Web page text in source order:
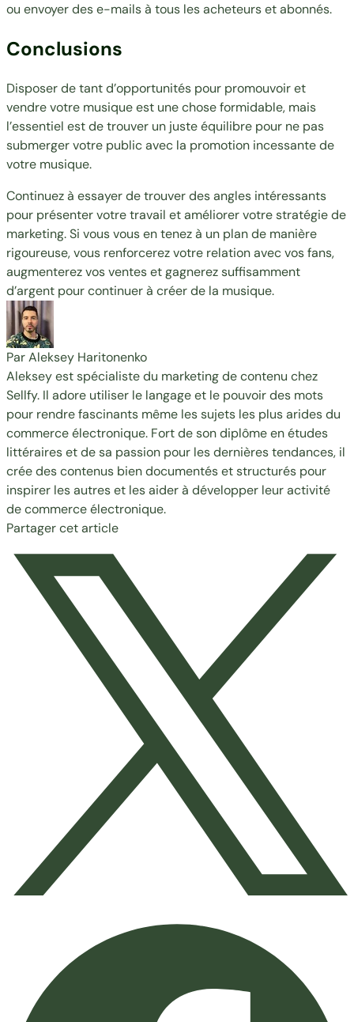
ou envoyer des e-mails à tous les acheteurs et abonnés.
Conclusions
Disposer de tant d’opportunités pour promouvoir et
vendre votre musique est une chose formidable, mais
l’essentiel est de trouver un juste équilibre pour ne pas
submerger votre public avec la promotion incessante de
votre musique.
Continuez à essayer de trouver des angles intéressants
pour présenter votre travail et améliorer votre stratégie de
marketing. Si vous vous en tenez à un plan de manière
rigoureuse, vous renforcerez votre relation avec vos fans,
augmenterez vos ventes et gagnerez suffisamment
d’argent pour continuer à créer de la musique.
Par Aleksey Haritonenko
Aleksey est spécialiste du marketing de contenu chez
Sellfy. Il adore utiliser le langage et le pouvoir des mots
pour rendre fascinants même les sujets les plus arides du
commerce électronique. Fort de son diplôme en études
littéraires et de sa passion pour les dernières tendances, il
crée des contenus bien documentés et structurés pour
inspirer les autres et les aider à développer leur activité
de commerce électronique.
Partager cet article